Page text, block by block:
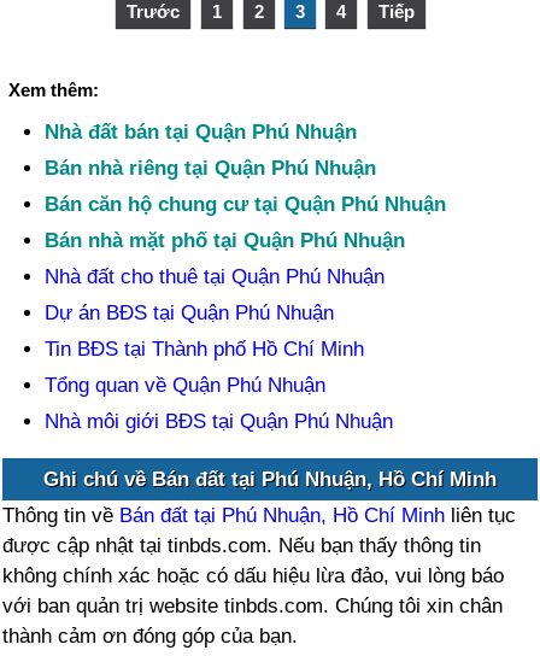
Trước 1 2 3 4 Tiếp
Xem thêm:
Nhà đất bán tại Quận Phú Nhuận
Bán nhà riêng tại Quận Phú Nhuận
Bán căn hộ chung cư tại Quận Phú Nhuận
Bán nhà mặt phố tại Quận Phú Nhuận
Nhà đất cho thuê tại Quận Phú Nhuận
Dự án BĐS tại Quận Phú Nhuận
Tin BĐS tại Thành phố Hồ Chí Minh
Tổng quan về Quận Phú Nhuận
Nhà môi giới BĐS tại Quận Phú Nhuận
Ghi chú về Bán đất tại Phú Nhuận, Hồ Chí Minh
Thông tin về Bán đất tại Phú Nhuận, Hồ Chí Minh liên tục
được cập nhật tại tinbds.com. Nếu bạn thấy thông tin
không chính xác hoặc có dấu hiệu lừa đảo, vui lòng báo
với ban quản trị website tinbds.com. Chúng tôi xin chân
thành cảm ơn đóng góp của bạn.